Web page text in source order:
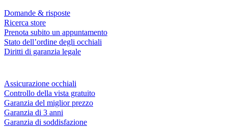
Domande & risposte
Ricerca store
Prenota subito un appuntamento
Stato dell’ordine degli occhiali
Diritti di garanzia legale
Assicurazione occhiali
Controllo della vista gratuito
Garanzia del miglior prezzo
Garanzia di 3 anni
Garanzia di soddisfazione